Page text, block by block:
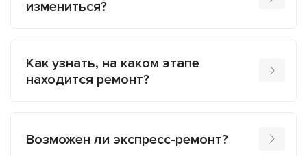
измениться?
Как узнать, на каком этапе
находится ремонт?
Возможен ли экспресс-ремонт?